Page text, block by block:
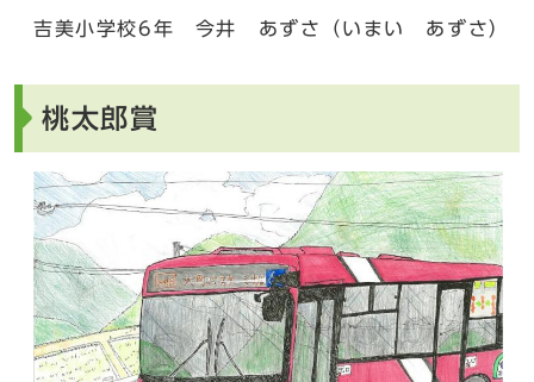
吉美小学校6年 今井 あずさ（いまい あずさ）
桃太郎賞